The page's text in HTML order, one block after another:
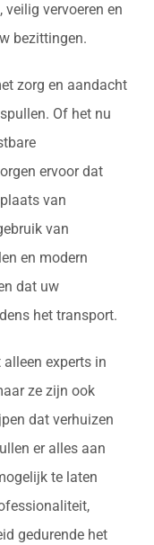
vervoeren en
bezittingen.
zorg en aandacht
Of het nu
ervoor dat
van
van
en modern
dat uw
het transport.
experts in
ze zijn ook
dat verhuizen
er alles aan
te laten
gedurende het